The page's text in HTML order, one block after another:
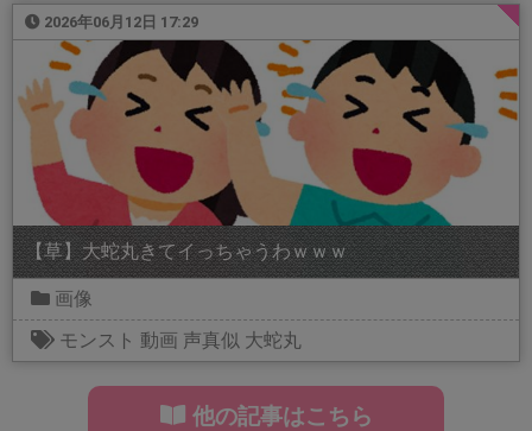
2026年06月12日 17:29
【草】大蛇丸きてイっちゃうわｗｗｗ
画像
モンスト 動画 声真似 大蛇丸
他の記事はこちら